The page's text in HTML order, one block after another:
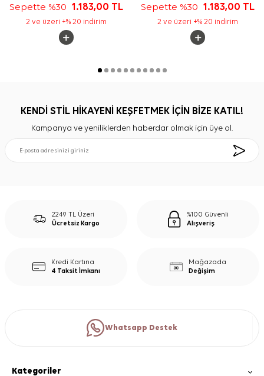
Sepette %30 1.183,00 TL
2 ve üzeri +% 20 indirim
Sepette %30 1.183,00 TL
2 ve üzeri +% 20 indirim
KENDİ STİL HİKAYENİ KEŞFETMEK İÇİN BİZE KATIL!
Kampanya ve yeniliklerden haberdar olmak için üye ol.
2249 TL Üzeri
Ücretsiz Kargo
%100 Güvenli
Alışveriş
Kredi Kartına
4 Taksit İmkanı
Mağazada
Değişim
Whatsapp Destek
Kategoriler